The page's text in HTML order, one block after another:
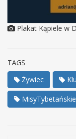
Plakat Kąpiele w
TAGS
Żywiec
MisyTybetańskie